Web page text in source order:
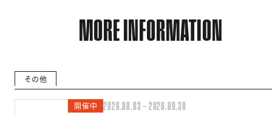
MORE INFORMATION
その他
開催中 2026.08.03 — 2026.09.30